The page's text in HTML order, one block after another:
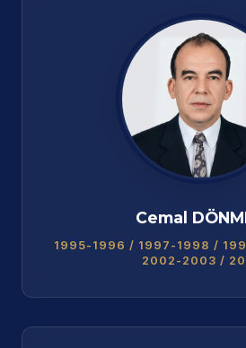
Cemal
1995-1996 / 1997-1998 /
2002-2003 /